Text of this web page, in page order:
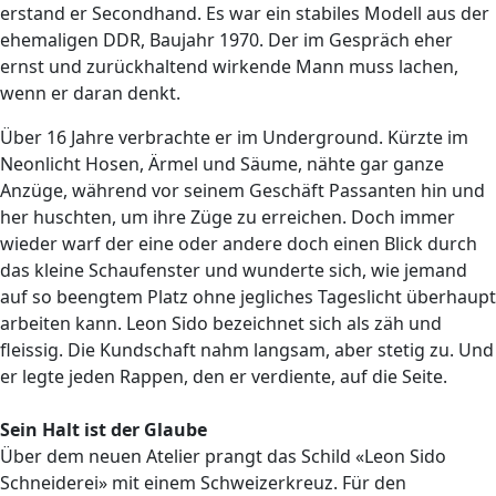
erstand er Secondhand. Es war ein stabiles Modell aus der
ehemaligen DDR, Baujahr 1970. Der im Gespräch eher
ernst und zurückhaltend wirkende Mann muss lachen,
wenn er daran denkt.
Über 16 Jahre verbrachte er im Underground. Kürzte im
Neonlicht Hosen, Ärmel und Säume, nähte gar ganze
Anzüge, während vor seinem Geschäft Passanten hin und
her huschten, um ihre Züge zu erreichen. Doch immer
wieder warf der eine oder andere doch einen Blick durch
das kleine Schaufenster und wunderte sich, wie jemand
auf so beengtem Platz ohne jegliches Tageslicht überhaupt
arbeiten kann. Leon Sido bezeichnet sich als zäh und
fleissig. Die Kundschaft nahm langsam, aber stetig zu. Und
er legte jeden Rappen, den er verdiente, auf die Seite.
Sein Halt ist der Glaube
Über dem neuen Atelier prangt das Schild «Leon Sido
Schneiderei» mit einem Schweizerkreuz. Für den